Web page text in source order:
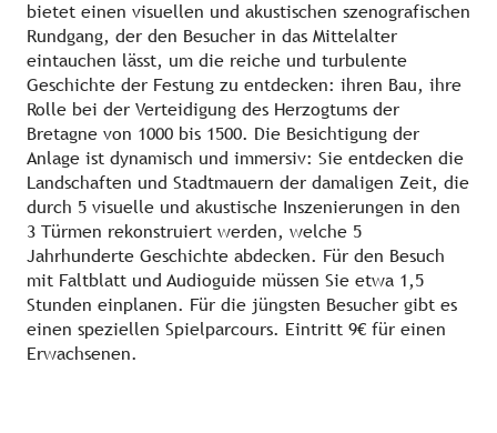
bietet einen visuellen und akustischen szenografischen
Rundgang, der den Besucher in das Mittelalter
eintauchen lässt, um die reiche und turbulente
Geschichte der Festung zu entdecken: ihren Bau, ihre
Rolle bei der Verteidigung des Herzogtums der
Bretagne von 1000 bis 1500. Die Besichtigung der
Anlage ist dynamisch und immersiv: Sie entdecken die
Landschaften und Stadtmauern der damaligen Zeit, die
durch 5 visuelle und akustische Inszenierungen in den
3 Türmen rekonstruiert werden, welche 5
Jahrhunderte Geschichte abdecken. Für den Besuch
mit Faltblatt und Audioguide müssen Sie etwa 1,5
Stunden einplanen. Für die jüngsten Besucher gibt es
einen speziellen Spielparcours. Eintritt 9€ für einen
Erwachsenen.